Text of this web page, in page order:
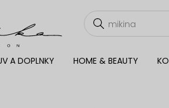
A DOPLNKY HOME & BEAUTY